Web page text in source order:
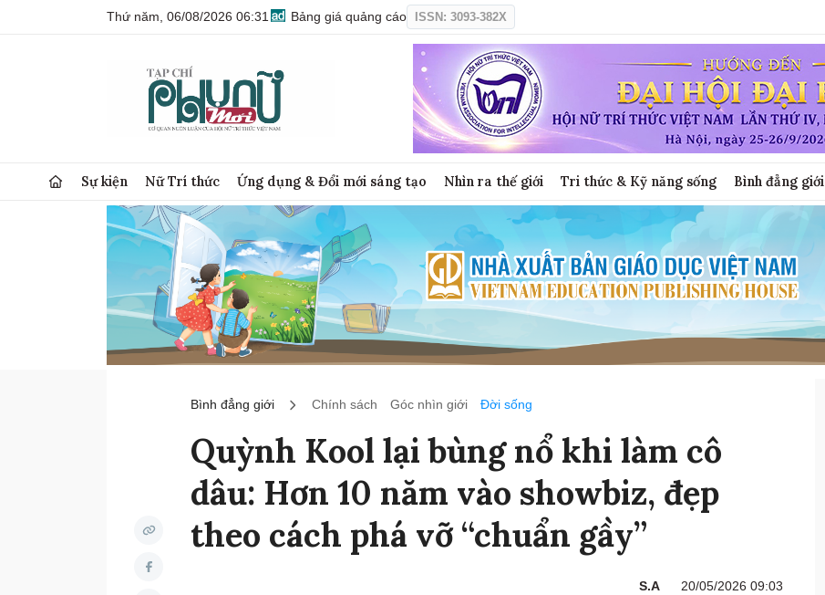
Thứ năm, 06/08/2026 06:31 Bảng giá quảng cáo ISSN: 3093-382X
Sự kiện Nữ Trí thức Ứng dụng & Đổi mới sáng tạo Nhìn ra thế giới Tri thức & Kỹ năng sống Bình đẳng giới
Bình đẳng giới Chính sách Góc nhìn giới Đời sống
Quỳnh Kool lại bùng nổ khi làm cô
dâu: Hơn 10 năm vào showbiz, đẹp
theo cách phá vỡ “chuẩn gầy”
S.A 20/05/2026 09:03